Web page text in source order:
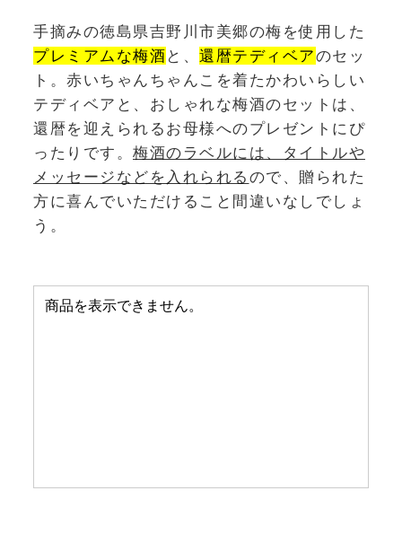
手摘みの徳島県吉野川市美郷の梅を使用した
プレミアムな梅酒 と、 還暦テディベアのセッ
ト。赤いちゃんちゃんこを着たかわいらしい
テディベアと、おしゃれな梅酒のセットは、
還暦を迎えられるお母様へのプレゼントにぴ
ったりです。 梅酒のラベルには、タイトルや
メッセージなどを入れられる ので、贈られた
方に喜んでいただけること間違いなしでしょ
う。